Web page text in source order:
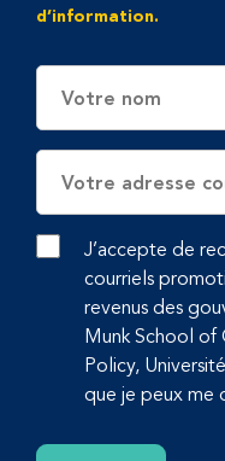
d’information.
électronique
J’accepte de
courriels
revenus des
Munk School of
Policy,
que je peux me